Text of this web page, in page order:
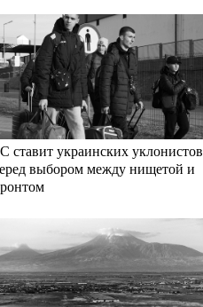
ставит украинских уклонистов
выбором между нищетой и